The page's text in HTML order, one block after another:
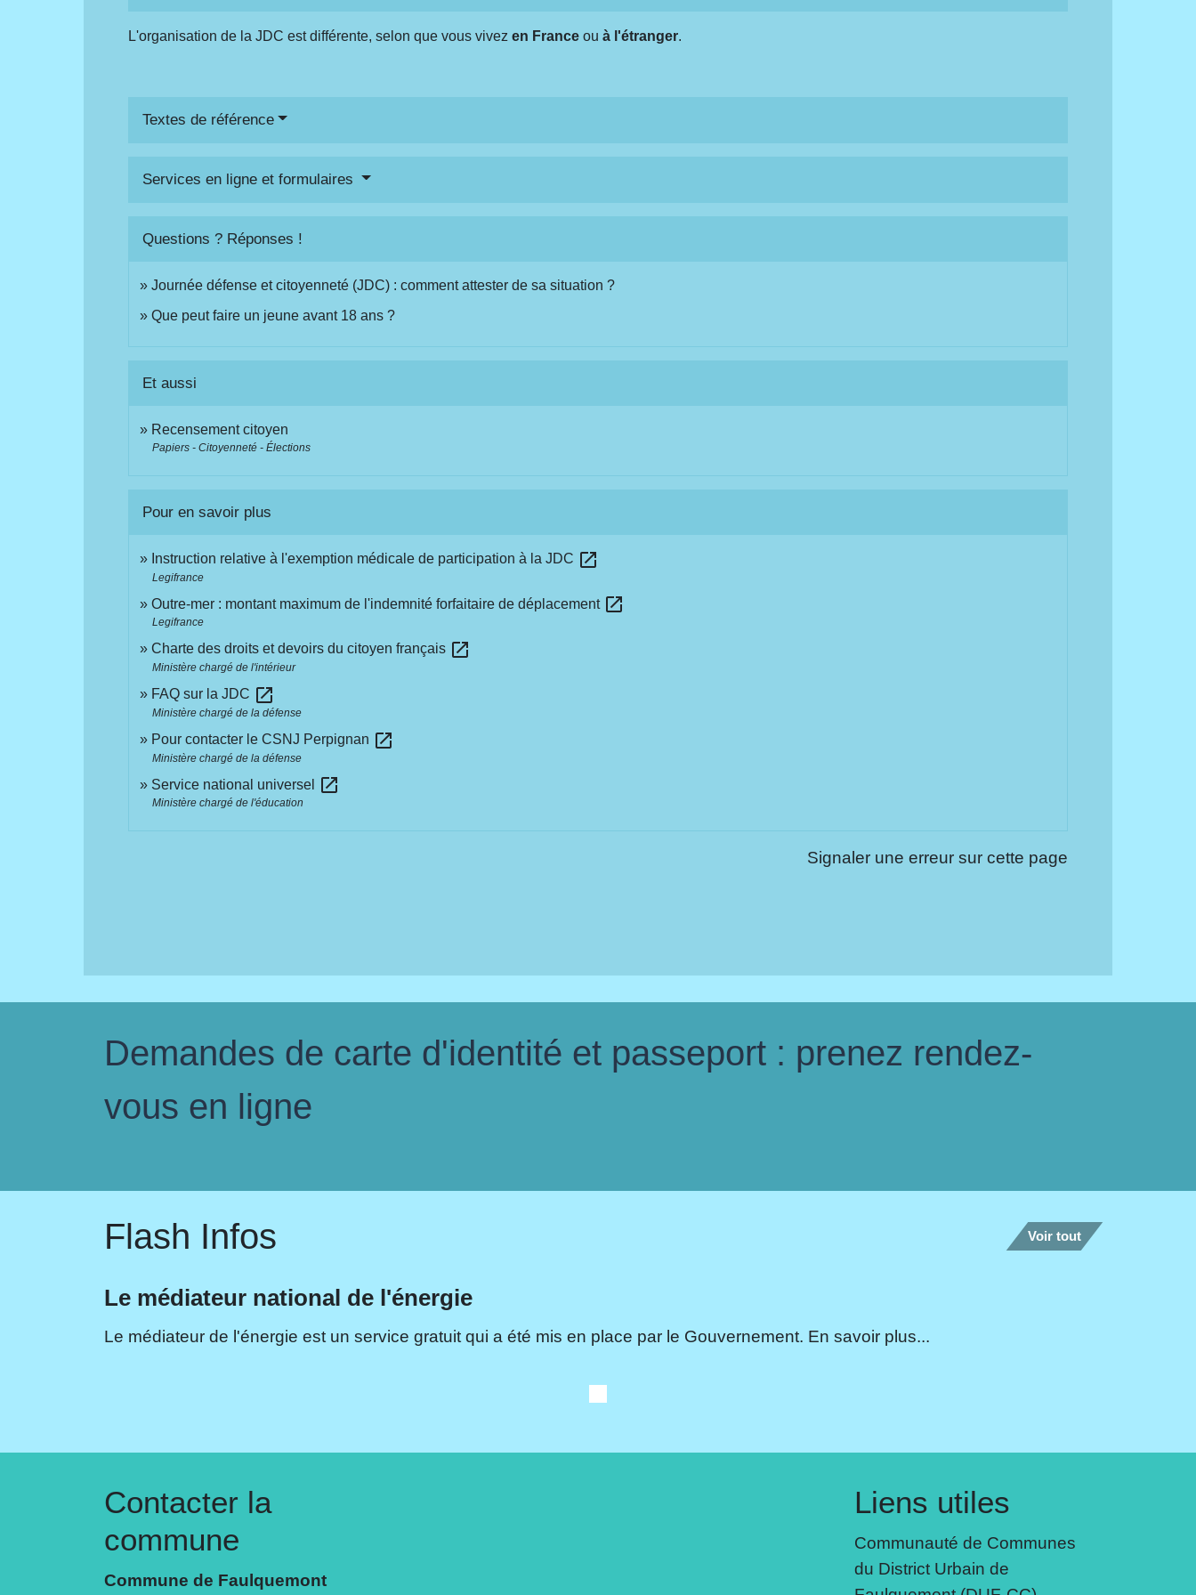
L'organisation de la JDC est différente, selon que vous vivezen France ouà l'étranger.
Textes de référence
Services en ligne et formulaires
Questions ? Réponses !
Journée défense et citoyenneté (JDC) : comment attester de sa situation ?
Que peut faire un jeune avant 18 ans ?
Et aussi
Recensement citoyen
Papiers - Citoyenneté - Élections
Pour en savoir plus
Instruction relative à l'exemption médicale de participation à la JDC open_in_new
Legifrance
Outre-mer : montant maximum de l'indemnité forfaitaire de déplacement open_in_new
Legifrance
Charte des droits et devoirs du citoyen français open_in_new
Ministère chargé de l'intérieur
FAQ sur la JDC open_in_new
Ministère chargé de la défense
Pour contacter le CSNJ Perpignan open_in_new
Ministère chargé de la défense
Service national universel open_in_new
Ministère chargé de l'éducation
Signaler une erreur sur cette page
Demandes de carte d'identité et passeport : prenez rendez-
vous en ligne
Flash Infos Voir tout
Le médiateur national de l'énergie
Le médiateur de l'énergie est un service gratuit qui a été mis en place par le Gouvernement. En savoir plus...
Contacter la
commune
Commune de Faulquemont
Liens utiles
Communauté de Communes
du District Urbain de